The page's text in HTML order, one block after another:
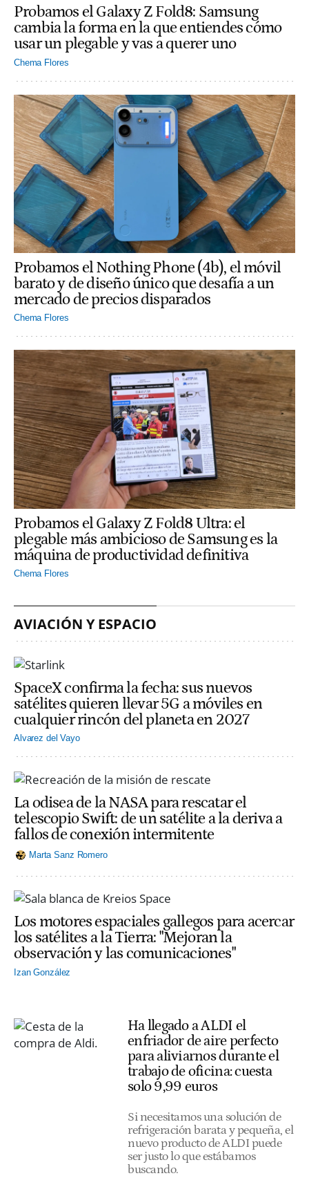
Probamos el Galaxy Z Fold8: Samsung
cambia la forma en la que entiendes cómo
usar un plegable y vas a querer uno
Chema Flores
Probamos el Nothing Phone (4b), el móvil
barato y de diseño único que desafía a un
mercado de precios disparados
Chema Flores
Probamos el Galaxy Z Fold8 Ultra: el
plegable más ambicioso de Samsung es la
máquina de productividad definitiva
Chema Flores
AVIACIÓN Y ESPACIO
SpaceX confirma la fecha: sus nuevos
satélites quieren llevar 5G a móviles en
cualquier rincón del planeta en 2027
Alvarez del Vayo
La odisea de la NASA para rescatar el
telescopio Swift: de un satélite a la deriva a
fallos de conexión intermitente
Marta Sanz Romero
Los motores espaciales gallegos para acercar
los satélites a la Tierra: "Mejoran la
observación y las comunicaciones"
Izan González
Ha llegado a ALDI el
enfriador de aire perfecto
para aliviarnos durante el
trabajo de oficina: cuesta
solo 9,99 euros
Si necesitamos una solución de
refrigeración barata y pequeña, el
nuevo producto de ALDI puede
ser justo lo que estábamos
buscando.